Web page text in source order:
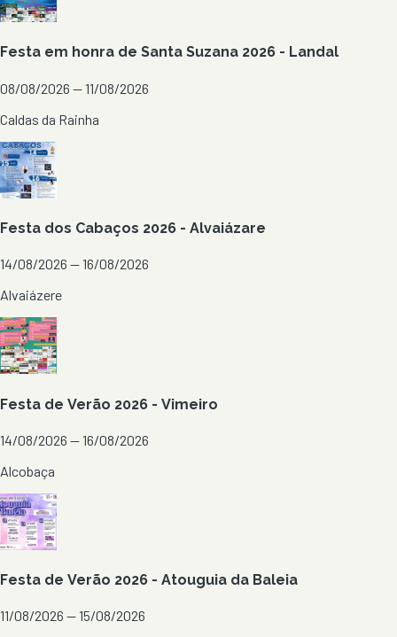
Festa em honra de Santa Suzana 2026 - Landal
08/08/2026 — 11/08/2026
Caldas da Rainha
Festa dos Cabaços 2026 - Alvaiázare
14/08/2026 — 16/08/2026
Alvaiázere
Festa de Verão 2026 - Vimeiro
14/08/2026 — 16/08/2026
Alcobaça
Festa de Verão 2026 - Atouguia da Baleia
11/08/2026 — 15/08/2026